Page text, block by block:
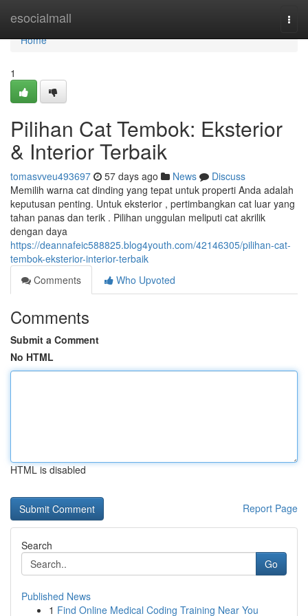
esocialmall
Home
Home
1
Pilihan Cat Tembok: Eksterior
& Interior Terbaik
tomasvveu493697 57 days ago News
Discuss
Memilih warna cat dinding yang tepat untuk properti Anda adalah
keputusan penting. Untuk eksterior , pertimbangkan cat luar yang
tahan panas dan terik . Pilihan unggulan meliputi cat akrilik
dengan daya
https://deannafeic588825.blog4youth.com/42146305/pilihan-cat-
tembok-eksterior-interior-terbaik
Comments
Who Upvoted
Comments
Submit a Comment
No HTML
HTML is disabled
Report Page
Search
Go
Published News
1 Find Online Medical Coding Training Near You